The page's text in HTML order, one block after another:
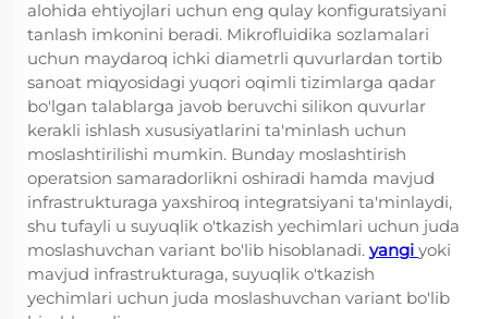
alohida ehtiyojlari uchun eng qulay konfiguratsiyani
tanlash imkonini beradi. Mikrofluidika sozlamalari
uchun maydaroq ichki diametrli quvurlardan tortib
sanoat miqyosidagi yuqori oqimli tizimlarga qadar
bo'lgan talablarga javob beruvchi silikon quvurlar
kerakli ishlash xususiyatlarini ta'minlash uchun
moslashtirilishi mumkin. Bunday moslashtirish
operatsion samaradorlikni oshiradi hamda mavjud
infrastrukturaga yaxshiroq integratsiyani ta'minlaydi,
shu tufayli u suyuqlik o'tkazish yechimlari uchun juda
moslashuvchan variant bo'lib hisoblanadi. yangi yoki
mavjud infrastrukturaga, suyuqlik o'tkazish
yechimlari uchun juda moslashuvchan variant bo'lib